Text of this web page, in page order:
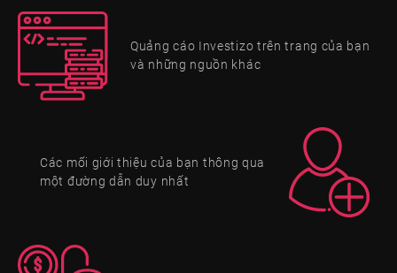
Quảng cáo Investizo trên trang của bạn
và những nguồn khác
Các mối giới thiệu của bạn thông qua
một đường dẫn duy nhất